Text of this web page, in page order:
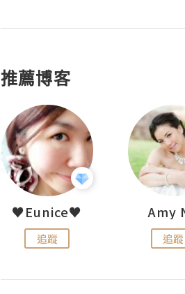
推薦博客
♥Eunice♥
追蹤
Amy
追蹤